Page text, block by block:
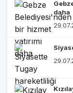
daha